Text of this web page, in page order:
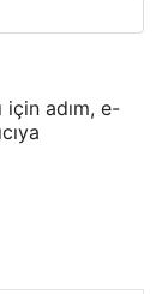
için adım, e-